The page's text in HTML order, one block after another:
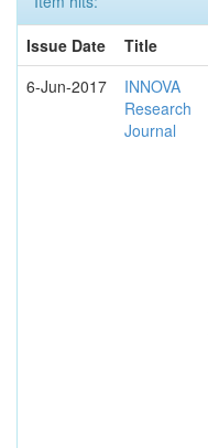
Issue Date
Title
6-Jun-2017
INNOVA
Research
Journal